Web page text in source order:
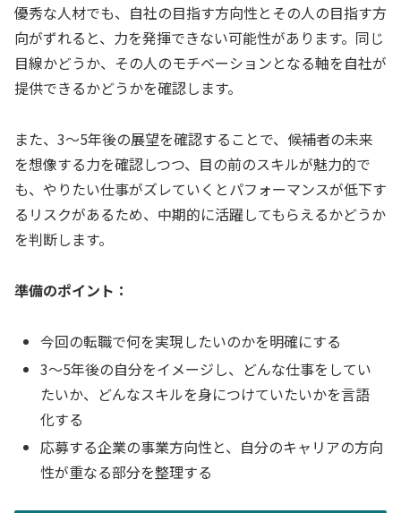
優秀な人材でも、自社の目指す方向性とその人の目指す方
向がずれると、力を発揮できない可能性があります。同じ
目線かどうか、その人のモチベーションとなる軸を自社が
提供できるかどうかを確認します。
また、3〜5年後の展望を確認することで、候補者の未来
を想像する力を確認しつつ、目の前のスキルが魅力的で
も、やりたい仕事がズレていくとパフォーマンスが低下す
るリスクがあるため、中期的に活躍してもらえるかどうか
を判断します。
準備のポイント：
今回の転職で何を実現したいのかを明確にする
3〜5年後の自分をイメージし、どんな仕事をしてい
たいか、どんなスキルを身につけていたいかを言語
化する
応募する企業の事業方向性と、自分のキャリアの方向
性が重なる部分を整理する